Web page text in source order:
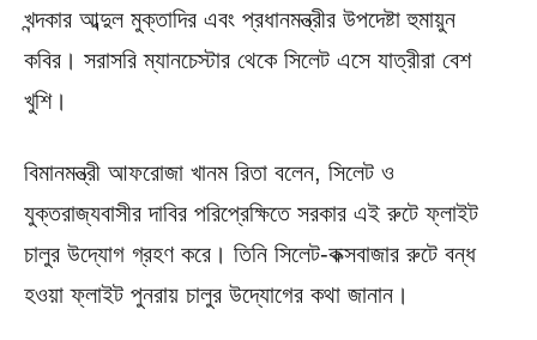
খন্দকার আব্দুল মুক্তাদির এবং প্রধানমন্ত্রীর উপদেষ্টা হুমায়ুন
কবির। সরাসরি ম্যানচেস্টার থেকে সিলেট এসে যাত্রীরা বেশ
খুশি।
বিমানমন্ত্রী আফরোজা খানম রিতা বলেন, সিলেট ও
যুক্তরাজ্যবাসীর দাবির পরিপ্রেক্ষিতে সরকার এই রুটে ফ্লাইট
চালুর উদ্যোগ গ্রহণ করে। তিনি সিলেট-কক্সবাজার রুটে বন্ধ
হওয়া ফ্লাইট পুনরায় চালুর উদ্যোগের কথা জানান।